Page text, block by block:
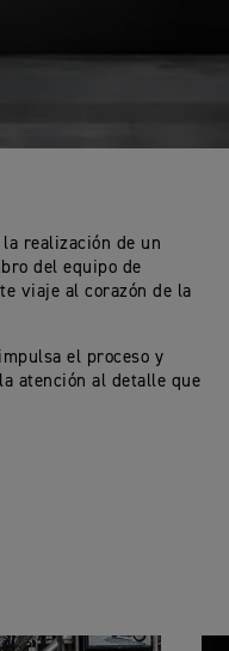
la realización de un
del equipo de
viaje al corazón de la
el proceso y
atención al detalle que